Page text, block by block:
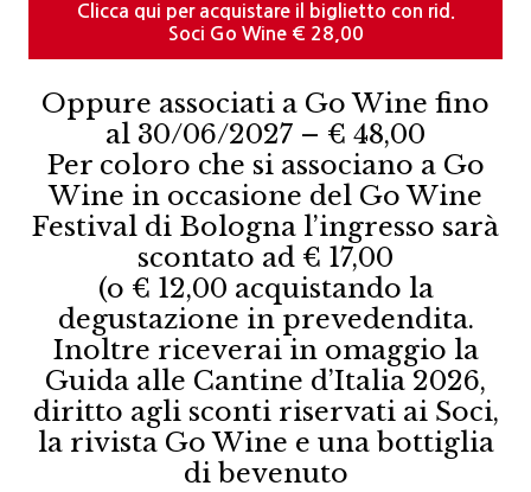
Clicca qui per acquistare il biglietto con rid.
Soci Go Wine € 28,00
Oppure associati a Go Wine fino
al 30/06/2027 – € 48,00
Per coloro che si associano a Go
Wine in occasione del Go Wine
Festival di Bologna l’ingresso sarà
scontato ad € 17,00
(o € 12,00 acquistando la
degustazione in prevedendita.
Inoltre riceverai in omaggio la
Guida alle Cantine d’Italia 2026,
diritto agli sconti riservati ai Soci,
la rivista Go Wine e una bottiglia
di bevenuto